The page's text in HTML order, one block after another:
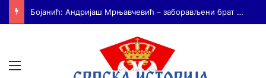
На Дражин дан у Лондону обележено 80. година од мучког убиства генерала Драгољуба Драже Михаиловића